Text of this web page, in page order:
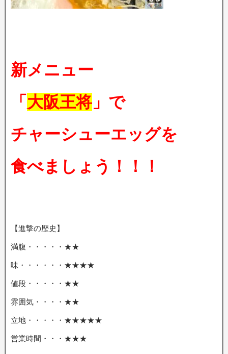
新メニュー
「 大阪王将 」で
チャーシューエッグを
食べましょう！！！
【進撃の歴史】
満腹・・・・・★★
味・・・・・・★★★★
値段・・・・・★★
雰囲気・・・・★★
立地・・・・・★★★★★
営業時間・・・★★★